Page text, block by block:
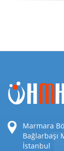
Marmara
Bağlarbaşı
İstanbul